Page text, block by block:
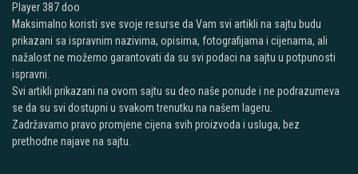
Player 387 doo
Maksimalno koristi sve svoje resurse da Vam svi artikli na sajtu budu
prikazani sa ispravnim nazivima, opisima, fotografijama i cijenama, ali
nažalost ne možemo garantovati da su svi podaci na sajtu u potpunosti
ispravni.
Svi artikli prikazani na ovom sajtu su deo naše ponude i ne podrazumeva
se da su svi dostupni u svakom trenutku na našem lageru.
Zadržavamo pravo promjene cijena svih proizvoda i usluga, bez
prethodne najave na sajtu.